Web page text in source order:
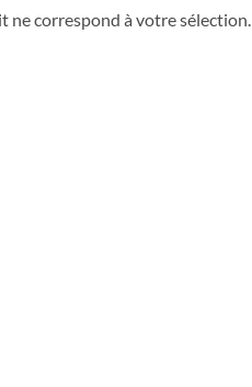
ne correspond à votre sélection.